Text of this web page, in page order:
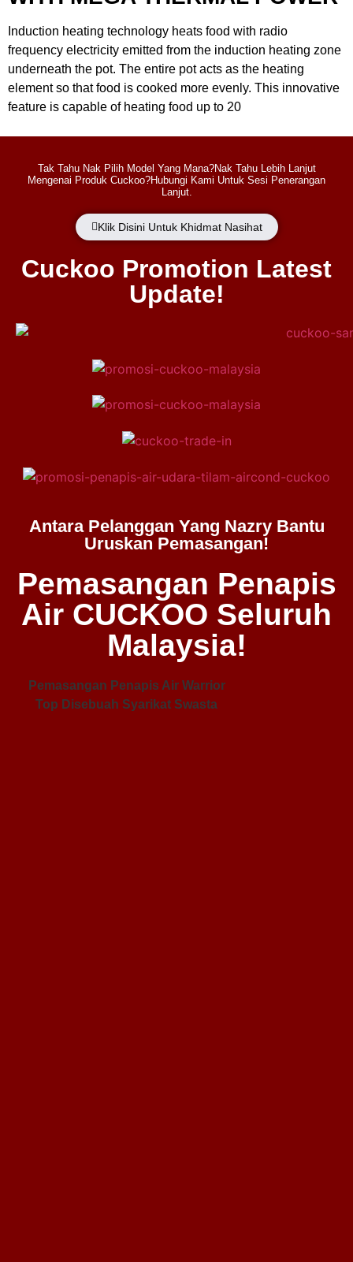
Induction heating technology heats food with radio
frequency electricity emitted from the induction heating zone
underneath the pot. The entire pot acts as the heating
element so that food is cooked more evenly. This innovative
feature is capable of heating food up to 20
Tak Tahu Nak Pilih Model Yang Mana?Nak Tahu Lebih Lanjut
Mengenai Produk Cuckoo?Hubungi Kami Untuk Sesi Penerangan
Lanjut.
Klik Disini Untuk Khidmat Nasihat
Cuckoo Promotion Latest
Update!
Antara Pelanggan Yang Nazry Bantu
Uruskan Pemasangan!
Pemasangan Penapis
Air CUCKOO Seluruh
Malaysia!
Pemasangan Penapis Air Warrior
Top Disebuah Syarikat Swasta